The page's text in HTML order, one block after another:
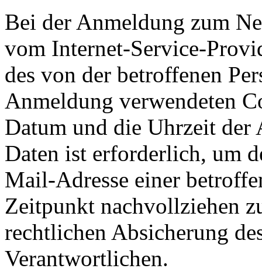
Bei der Anmeldung zum
vom Internet-Service-
des von der betroffenen
Anmeldung verwendeten
Datum und die Uhrzeit der
Daten ist erforderlich, um
Mail-Adresse einer
Zeitpunkt nachvollziehen
rechtlichen Absicherung
Verantwortlichen.